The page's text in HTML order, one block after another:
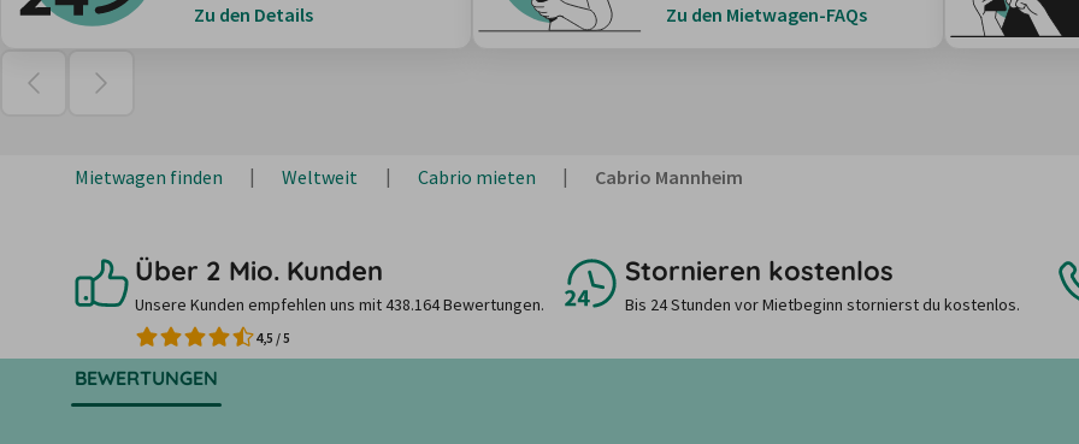
Zu den Details Zu den Mietwagen-FAQs
Mietwagen finden Weltweit Cabrio mieten Cabrio Mannheim
Über 2 Mio. Kunden
Unsere Kunden empfehlen uns mit 438.164 Bewertungen.
4,5 /5
Stornieren kostenlos
Bis 24 Stunden vor Mietbeginn stornierst du kostenlos.
BEWERTUNGEN